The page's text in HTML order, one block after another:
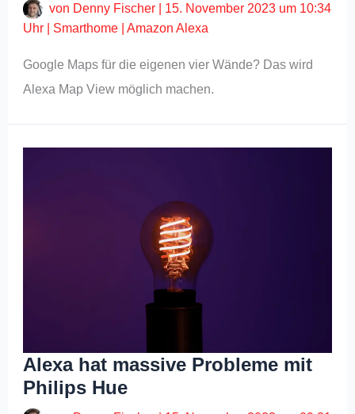
von Denny Fischer
15. November 2023 um 10:34
Uhr
Smarthome |Amazon Alexa
Google Maps für die eigenen vier Wände? Das wird
Alexa Map View möglich machen.
Alexa hat massive Probleme mit
Philips Hue